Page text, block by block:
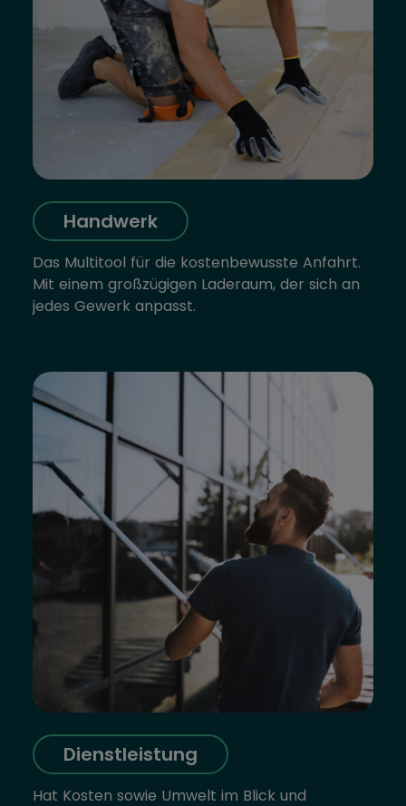
Handwerk
Das Multitool für die kostenbewusste Anfahrt.
Mit einem großzügigen Laderaum, der sich an
jedes Gewerk anpasst.
Dienstleistung
Hat Kosten sowie Umwelt im Blick und